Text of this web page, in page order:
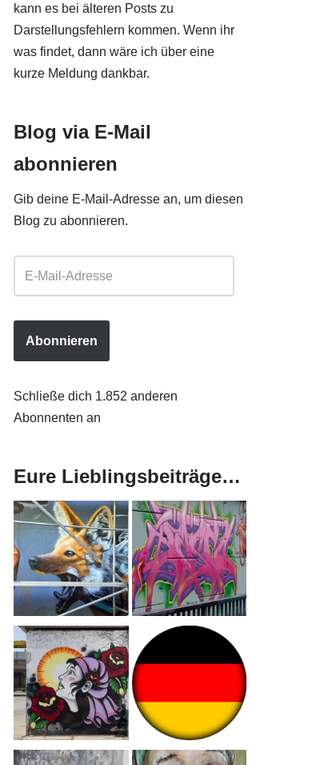
kann es bei älteren Posts zu
Darstellungsfehlern kommen. Wenn ihr
was findet, dann wäre ich über eine
kurze Meldung dankbar.
Blog via E-Mail
abonnieren
Gib deine E-Mail-Adresse an, um diesen
Blog zu abonnieren.
Abonnieren
Schließe dich 1.852 anderen
Abonnenten an
Eure Lieblingsbeiträge…